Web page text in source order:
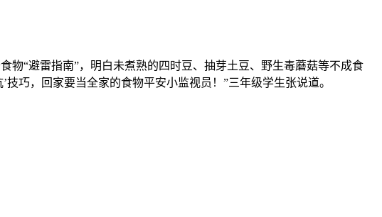
物“避雷指南”，明白未煮熟的四时豆、抽芽土豆、野生毒蘑菇等不成食
巧，回家要当全家的食物平安小监视员！”三年级学生张说道。